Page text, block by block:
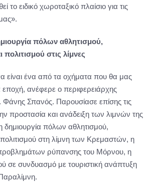
το ειδικό χωροταξικό πλαίσιο για τις
πόλων αθλητισμού,
στις λίμνες
είναι ένα από τα οχήματα που θα μας
ανέφερε ο περιφερειάρχης
Σπανός. Παρουσίασε επίσης τις
προστασία και ανάδειξη των λιμνών της
δημιουργία πόλων αθλητισμού,
στη λίμνη των Κρεμαστών, η
ρύπανσης του Μόρνου, η
σε συνδυασμό με τουριστική ανάπτυξη